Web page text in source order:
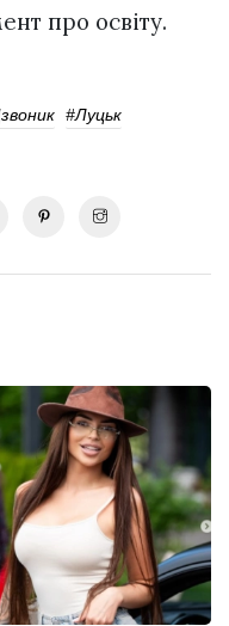
про освіту.
#Луцьк